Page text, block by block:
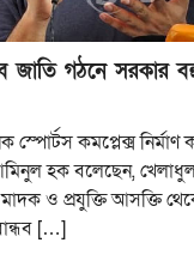
জাতি গঠনে সরকার
স্পোর্টস কমপ্লেক্স
আমিনুল হক বলেছেন,
ও প্রযুক্তি আসক্তি
[…]